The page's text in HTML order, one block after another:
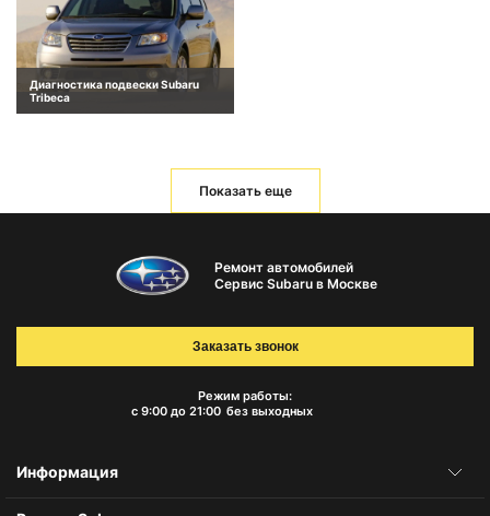
Диагностика подвески Subaru
Tribeca
Показать еще
Ремонт автомобилей
Сервис Subaru в Москве
Режим работы:
с 9:00 до 21:00 без выходных
Заказать звонок
Информация